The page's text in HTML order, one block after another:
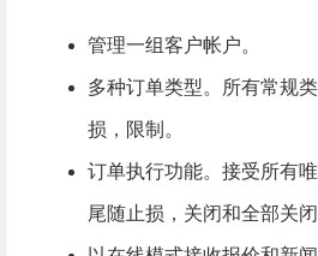
管理一组客户帐户。
多种订单类型。所有常规
损，限制。
订单执行功能。接受所有
尾随止损，关闭和全部关闭